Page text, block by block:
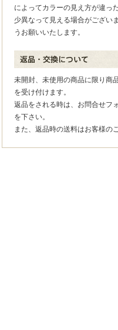
によってカラーの見え方が違っ
少異なって見える場合がござい
うお願いいたします。
未開封、未使用の商品に限り商
を受け付けます。
返品をされる時は、お問合せフ
を下さい。
また、返品時の送料はお客様の